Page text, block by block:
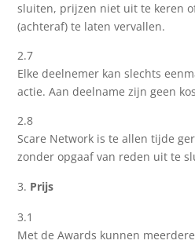
sluiten, prijzen niet uit te keren
(achteraf) te laten vervallen.
2.7
Elke deelnemer kan slechts
actie. Aan deelname zijn geen
2.8
Scare Network is te allen tijde
zonder opgaaf van reden uit te
Prijs
3.1
Met de Awards kunnen